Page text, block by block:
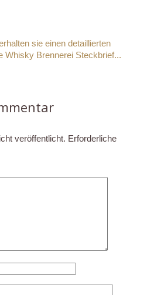
sie einen detaillierten
Whisky Brennerei Steckbrief...
veröffentlicht. Erforderliche